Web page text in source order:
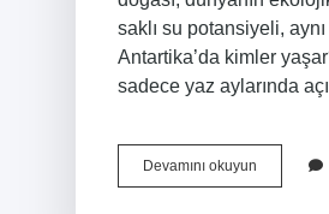
saklı su potansiyeli,
Antartika’da kimler
sadece yaz aylarında
Devamını okuyun Antartika
Da